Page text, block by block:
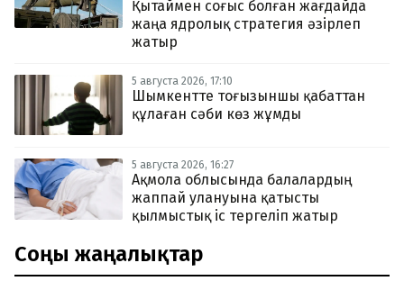
Қытаймен соғыс болған жағдайда
жаңа ядролық стратегия әзірлеп
жатыр
5 августа 2026, 17:10
Шымкентте тоғызыншы қабаттан
құлаған сәби көз жұмды
5 августа 2026, 16:27
Ақмола облысында балалардың
жаппай улануына қатысты
қылмыстық іс тергеліп жатыр
Соңғы жаңалықтар